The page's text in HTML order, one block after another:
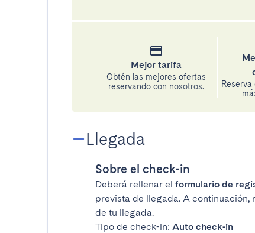
Mejor tarifa
Obtén las mejores ofertas
reservando con nosotros.
Llegada
Sobre el check-in
Deberá rellenar el formulario de
prevista de llegada. A continuación,
de tu llegada.
Tipo de check-in: Auto check-in